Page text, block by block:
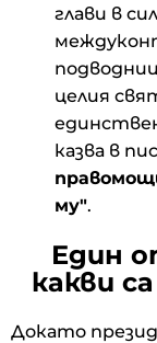
глави в
целия
казва в
му".
Един
какви
Докато